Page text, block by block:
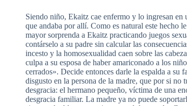
Siendo niño, Ekaitz cae enfermo y lo ingresan en
que andaba por allí. Como es natural este hecho
mayor sorprenda a Ekaitz practicando juegos
contárselo a su padre sin calcular las
incesto y la homosexualidad caen sobre las
culpa a su esposa de haber amariconado a los
cerrados». Decide entonces darle la espalda a
disgusto en la persona de la madre, que por si no
desgracia: el hermano pequeño, víctima de una
desgracia familiar. La madre ya no puede